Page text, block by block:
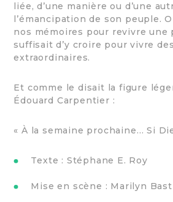
liée, d’une manière ou d’une
l’émancipation de son peuple.
nos mémoires pour revivre une
suffisait d’y croire pour vivre
extraordinaires.
Et comme le disait la figure
Édouard Carpentier :
« À la semaine prochaine… Si
Texte : Stéphane E. Roy
Mise en scène : Marilyn